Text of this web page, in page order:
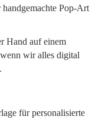
Hand auf einem
wir alles digital